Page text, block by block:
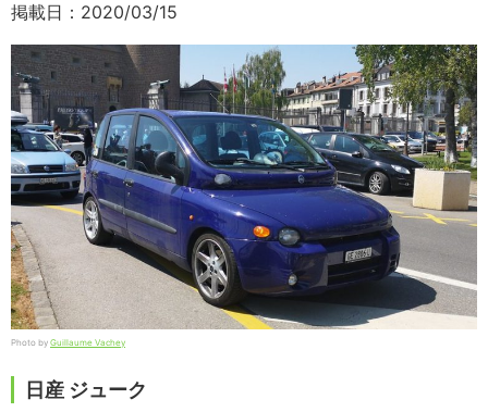
掲載日：2020/03/15
Photo by Guillaume Vachey
日産 ジューク